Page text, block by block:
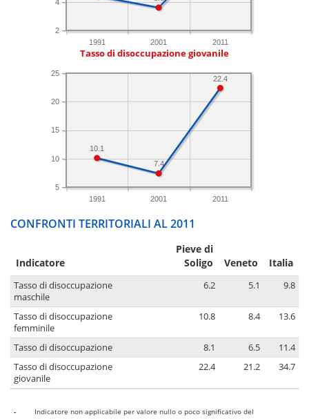
1991 2001 2011
2
4
Tasso di disoccupazione giovanile
1991 2001 2011
5
10
15
20
25
22.4
7.4
10.1
CONFRONTI TERRITORIALI AL 2011
Indicatore
Pieve di
Soligo
Veneto Italia
Tasso di disoccupazione
maschile
6.2 5.1 9.8
Tasso di disoccupazione
femminile
10.8 8.4 13.6
Tasso di disoccupazione 8.1 6.5
11.4
Tasso di disoccupazione
giovanile
22.4 21.2 34.7
-
Indicatore non applicabile per valore nullo o poco significativo del